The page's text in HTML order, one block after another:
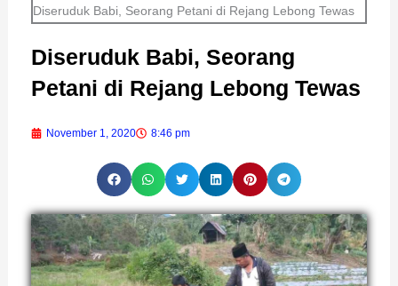
Diseruduk Babi, Seorang Petani di Rejang Lebong Tewas
Diseruduk Babi, Seorang
Petani di Rejang Lebong Tewas
November 1, 2020 8:46 pm